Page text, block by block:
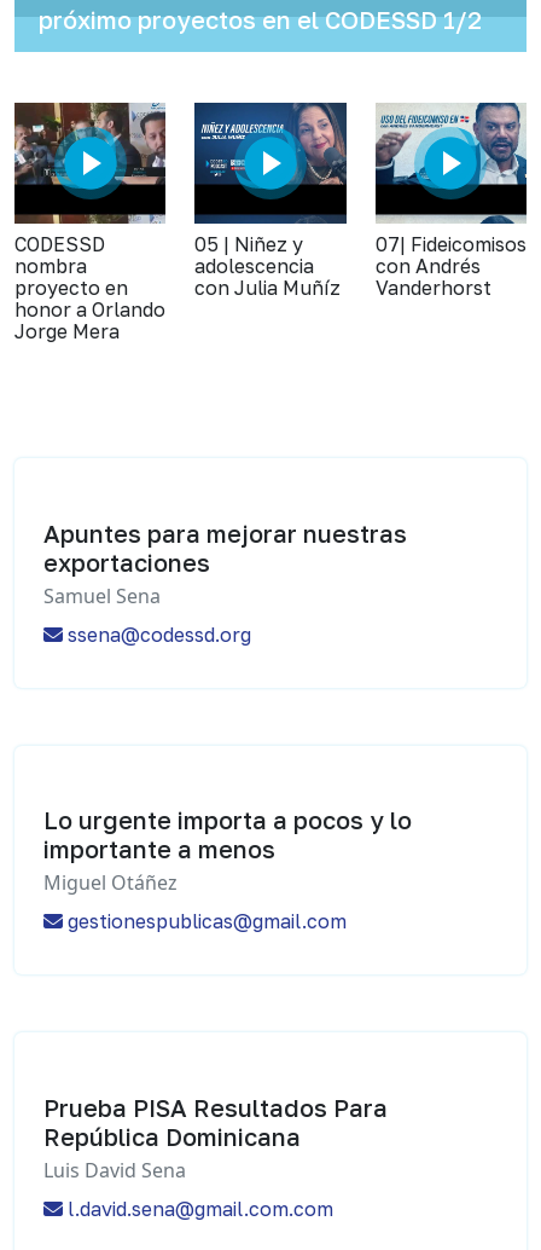
próximo proyectos en el CODESSD 1/2
CODESSD
nombra
proyecto en
honor a Orlando
Jorge Mera
05 | Niñez y
adolescencia
con Julia Muñíz
07| Fideicomisos
con Andrés
Vanderhorst
Apuntes para mejorar nuestras
exportaciones
Samuel Sena
ssena@codessd.org
Lo urgente importa a pocos y lo
importante a menos
Miguel Otáñez
gestionespublicas@gmail.com
Prueba PISA Resultados Para
República Dominicana
Luis David Sena
l.david.sena@gmail.com.com